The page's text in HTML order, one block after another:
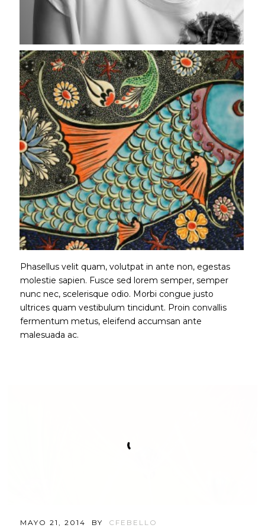
Phasellus velit quam, volutpat in ante non, egestas
molestie sapien. Fusce sed lorem semper, semper
nunc nec, scelerisque odio. Morbi congue justo
ultrices quam vestibulum tincidunt. Proin convallis
fermentum metus, eleifend accumsan ante
malesuada ac.
MAYO 21, 2014 BY CFEBELLO